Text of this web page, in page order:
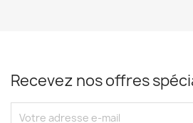
Recevez nos offres